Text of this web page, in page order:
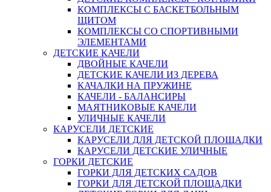
КОМПЛЕКСЫ С БАСКЕТБОЛЬНЫМ
ЩИТОМ
КОМПЛЕКСЫ СО СПОРТИВНЫМИ
ЭЛЕМЕНТАМИ
ДЕТСКИЕ КАЧЕЛИ
ДВОЙНЫЕ КАЧЕЛИ
ДЕТСКИЕ КАЧЕЛИ ИЗ ДЕРЕВА
КАЧАЛКИ НА ПРУЖИНЕ
КАЧЕЛИ - БАЛАНСИРЫ
МАЯТНИКОВЫЕ КАЧЕЛИ
УЛИЧНЫЕ КАЧЕЛИ
КАРУСЕЛИ ДЕТСКИЕ
КАРУСЕЛИ ДЛЯ ДЕТСКОЙ ПЛОЩАДКИ
КАРУСЕЛИ ДЕТСКИЕ УЛИЧНЫЕ
ГОРКИ ДЕТСКИЕ
ГОРКИ ДЛЯ ДЕТСКИХ САДОВ
ГОРКИ ДЛЯ ДЕТСКОЙ ПЛОЩАДКИ